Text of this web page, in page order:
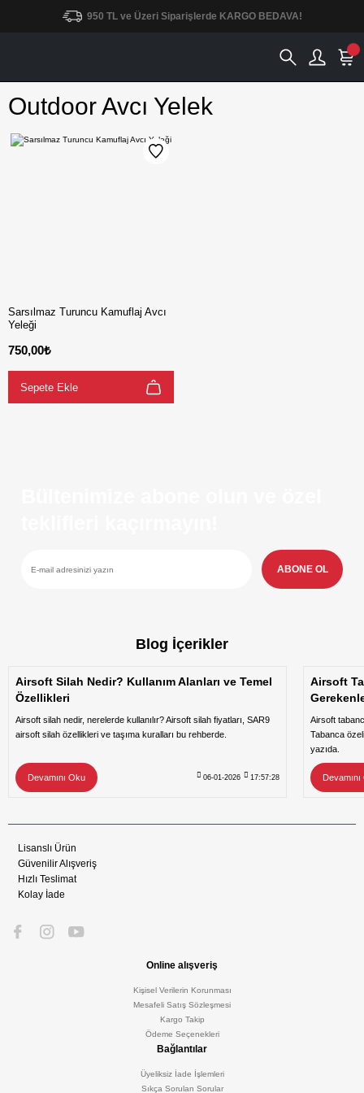
950 TL ve Üzeri Siparişlerde KARGO BEDAVA!
Outdoor Avcı Yelek
Sarsılmaz Turuncu Kamuflaj Avcı
Yeleği
750,00₺
Sepete Ekle
ABONE OL
Blog İçerikler
Airsoft Silah Nedir? Kullanım Alanları ve Temel
Özellikleri
Airsoft silah nedir, nerelerde kullanılır? Airsoft silah fiyatları, SAR9
airsoft silah özellikleri ve taşıma kuralları bu rehberde.
Devamını Oku 06-01-2026 17:57:28
Airsoft
Airsoft
Tabanca
yazıda.
Lisanslı Ürün
Güvenilir Alışveriş
Hızlı Teslimat
Kolay İade
Online alışveriş
Kişisel Verilerin Korunması
Mesafeli Satış Sözleşmesi
Kargo Takip
Ödeme Seçenekleri
Bağlantılar
Üyeliksiz İade İşlemleri
Sıkça Sorulan Sorular